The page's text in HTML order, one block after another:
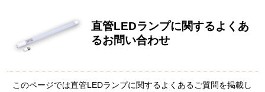
直管LEDランプに関するよくあ
るお問い合わせ
このページでは直管LEDランプに関するよくあるご質問を掲載し